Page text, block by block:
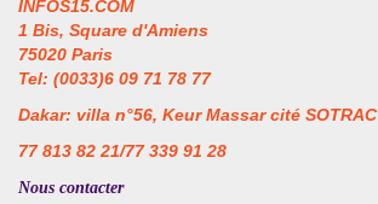
INFOS15.COM
1 Bis, Square d'Amiens
75020 Paris
Tel: (0033)6 09 71 78 77
Dakar: villa n°56, Keur Massar cité SOTRAC
77 813 82 21/77 339 91 28
Nous contacter